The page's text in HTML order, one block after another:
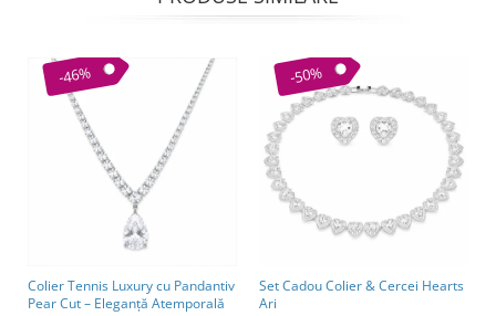
-46%
Colier Tennis Luxury cu Pandantiv
Pear Cut – Eleganță Atemporală
-50%
Set Cadou Colier & Cercei Hearts
Ari